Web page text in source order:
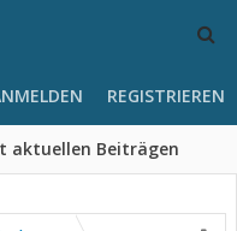
aktuellen Beiträgen
REGISTRIEREN